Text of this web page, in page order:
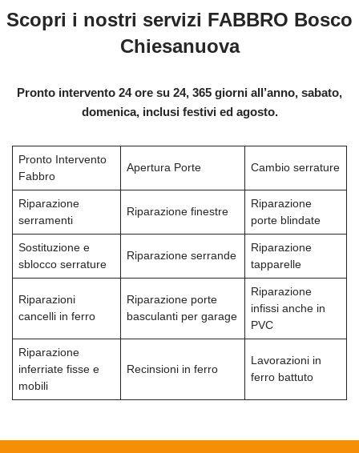
Scopri i nostri servizi FABBRO Bosco
Chiesanuova
Pronto intervento 24 ore su 24, 365 giorni all’anno, sabato,
domenica, inclusi festivi ed agosto.
Pronto Intervento
Fabbro
Apertura Porte Cambio serrature
Riparazione
serramenti
Riparazione finestre
Riparazione
porte blindate
Sostituzione e
sblocco serrature
Riparazione serrande
Riparazione
tapparelle
Riparazioni
cancelli in ferro
Riparazione porte
basculanti per garage
Riparazione
infissi anche in
PVC
Riparazione
inferriate fisse e
mobili
Recinsioni in ferro
Lavorazioni in
ferro battuto